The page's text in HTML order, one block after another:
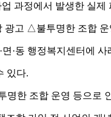
과정에서 발생한 실제
광고 △불투명한 조합
·동 행정복지센터에
있다.
명한 조합 운영 등으로